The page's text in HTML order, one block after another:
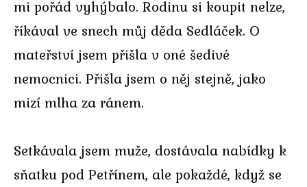
mi pořád vyhýbalo. Rodinu si koupit nelze,
říkával ve snech můj děda Sedláček. O
mateřství jsem přišla v oné šedivé
nemocnici. Přišla jsem o něj stejně, jako
mizí mlha za ránem.
Setkávala jsem muže, dostávala nabídky k
sňatku pod Petřínem, ale pokaždé, když se